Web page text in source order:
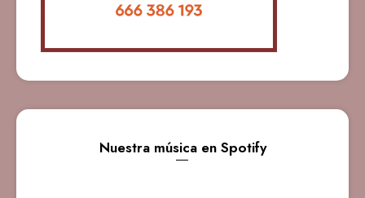
Nuestra música en Spotify